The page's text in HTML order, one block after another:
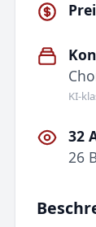
KI-
32
26